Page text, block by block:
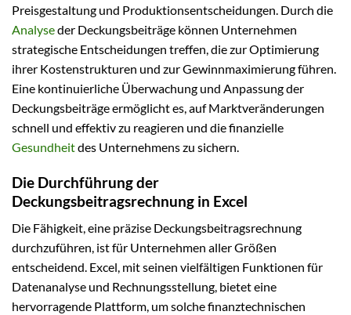
Preisgestaltung und Produktionsentscheidungen. Durch die
Analyseder Deckungsbeiträge können Unternehmen
strategische Entscheidungen treffen, die zur Optimierung
ihrer Kostenstrukturen und zur Gewinnmaximierung führen.
Eine kontinuierliche Überwachung und Anpassung der
Deckungsbeiträge ermöglicht es, auf Marktveränderungen
schnell und effektiv zu reagieren und die finanzielle
Gesundheitdes Unternehmens zu sichern.
Die Durchführung der
Deckungsbeitragsrechnung in Excel
Die Fähigkeit, eine präzise Deckungsbeitragsrechnung
durchzuführen, ist für Unternehmen aller Größen
entscheidend. Excel, mit seinen vielfältigen Funktionen für
Datenanalyse und Rechnungsstellung, bietet eine
hervorragende Plattform, um solche finanztechnischen